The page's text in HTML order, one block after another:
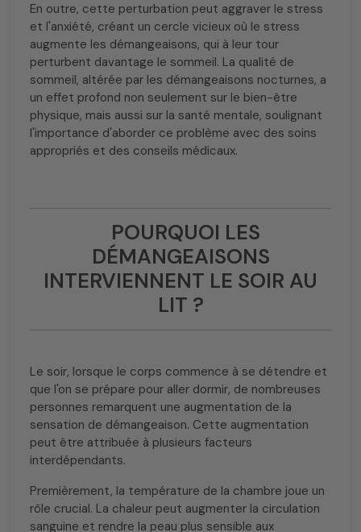
En outre, cette perturbation peut aggraver le stress
et l'anxiété, créant un cercle vicieux où le stress
augmente les démangeaisons, qui à leur tour
perturbent davantage le sommeil. La qualité de
sommeil, altérée par les démangeaisons nocturnes, a
un effet profond non seulement sur le bien-être
physique, mais aussi sur la santé mentale, soulignant
l'importance d'aborder ce problème avec des soins
appropriés et des conseils médicaux.
POURQUOI LES
DÉMANGEAISONS
INTERVIENNENT LE SOIR AU
LIT ?
Le soir, lorsque le corps commence à se détendre et
que l'on se prépare pour aller dormir, de nombreuses
personnes remarquent une augmentation de la
sensation de démangeaison. Cette augmentation
peut être attribuée à plusieurs facteurs
interdépendants.
Premièrement, la température de la chambre joue un
rôle crucial. La chaleur peut augmenter la circulation
sanguine et rendre la peau plus sensible aux